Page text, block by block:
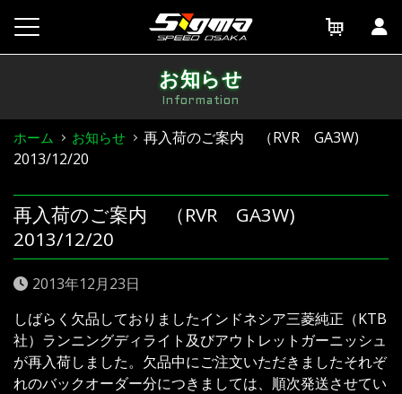
content
お知らせ
Information
ホーム お知らせ
再入荷のご案内 （RVR GA3W)
2013/12/20
再入荷のご案内 （RVR GA3W)
2013/12/20
2013年12月23日
しばらく欠品しておりましたインドネシア三菱純正（KTB
社）ランニングディライト及びアウトレットガーニッシュ
が再入荷しました。欠品中にご注文いただきましたそれぞ
れのバックオーダー分につきましては、順次発送させてい